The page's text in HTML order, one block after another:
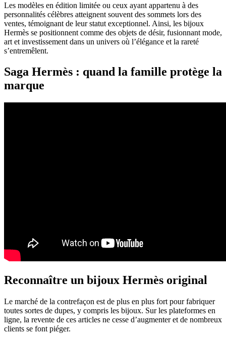
Les modèles en édition limitée ou ceux ayant appartenu à des
personnalités célèbres atteignent souvent des sommets lors des
ventes, témoignant de leur statut exceptionnel. Ainsi, les bijoux
Hermès se positionnent comme des objets de désir, fusionnant mode,
art et investissement dans un univers où l’élégance et la rareté
s’entremêlent.
Saga Hermès : quand la famille protège la
marque
Reconnaître un bijoux Hermès original
Le marché de la contrefaçon est de plus en plus fort pour fabriquer
toutes sortes de dupes, y compris les bijoux. Sur les plateformes en
ligne, la revente de ces articles ne cesse d’augmenter et de nombreux
clients se font piéger.